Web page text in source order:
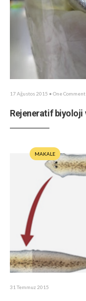
17 Ağustos 2015 • One Comment
Rejeneratif biyoloji
MAKALE
31 Temmuz 2015